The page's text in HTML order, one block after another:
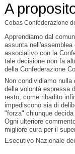
A
Cobas Confederazione
Apprendiamo dal
assunta
associativo con la
tale decisione non fa
della Confederazione
Non condividiamo
della volontà espressa
resto, come ribadito
impediscono sia di
"forza" chiunque
Ogni ulteriore
migliore cura per il
Esecutivo Nazionale